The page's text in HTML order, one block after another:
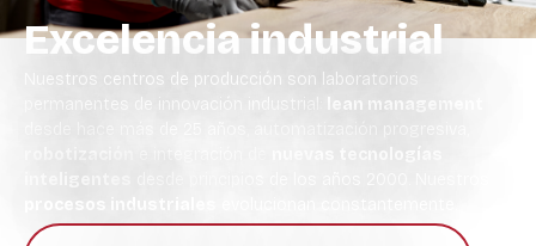
Excelencia industrial
Nuestros centros de producción son laboratorios
permanentes de innovación industrial:
lean management
procesos industriales